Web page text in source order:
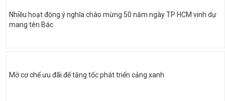
Nhiều hoạt động ý nghĩa chào mừng 50 năm ngày TP HCM vinh dự
mang tên Bác
Mở cơ chế ưu đãi để tăng tốc phát triển cảng xanh